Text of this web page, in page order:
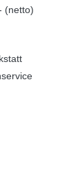
(netto)